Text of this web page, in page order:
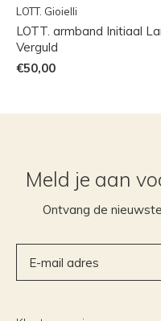
LOTT. Gioielli
LOTT. armband Initiaal
Verguld
€50,00
Meld je aan
Ontvang de